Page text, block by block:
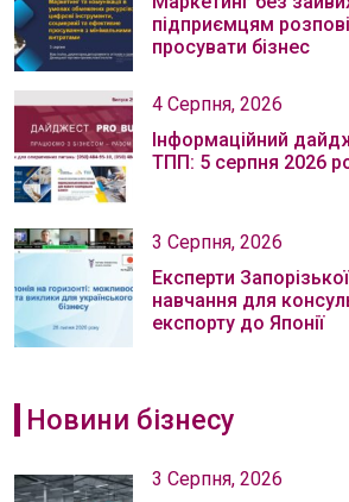
підприємцям
просувати бізнес
4 Серпня, 2026
Інформаційний
ТПП: 5 серпня 2026
3 Серпня, 2026
Експерти
навчання для
експорту до Японії
Новини бізнесу
3 Серпня, 2026